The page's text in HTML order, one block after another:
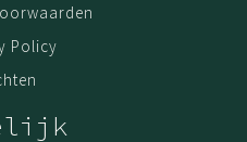
Policy